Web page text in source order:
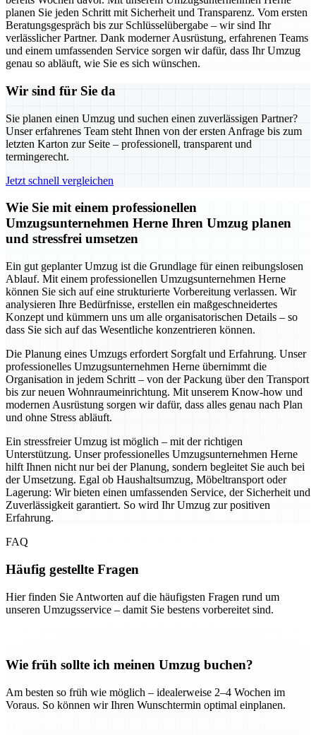
planen Sie jeden Schritt mit Sicherheit und Transparenz. Vom ersten
Beratungsgespräch bis zur Schlüsselübergabe – wir sind Ihr
verlässlicher Partner. Dank moderner Ausrüstung, erfahrenen Teams
und einem umfassenden Service sorgen wir dafür, dass Ihr Umzug
genau so abläuft, wie Sie es sich wünschen.
Wir sind für Sie da
Sie planen einen Umzug und suchen einen zuverlässigen Partner?
Unser erfahrenes Team steht Ihnen von der ersten Anfrage bis zum
letzten Karton zur Seite – professionell, transparent und
termingerecht.
Jetzt schnell vergleichen
Wie Sie mit einem professionellen
Umzugsunternehmen Herne Ihren Umzug planen
und stressfrei umsetzen
Ein gut geplanter Umzug ist die Grundlage für einen reibungslosen
Ablauf. Mit einem professionellen Umzugsunternehmen Herne
können Sie sich auf eine strukturierte Vorbereitung verlassen. Wir
analysieren Ihre Bedürfnisse, erstellen ein maßgeschneidertes
Konzept und kümmern uns um alle organisatorischen Details – so
dass Sie sich auf das Wesentliche konzentrieren können.
Die Planung eines Umzugs erfordert Sorgfalt und Erfahrung. Unser
professionelles Umzugsunternehmen Herne übernimmt die
Organisation in jedem Schritt – von der Packung über den Transport
bis zur neuen Wohnraumeinrichtung. Mit unserem Know-how und
modernen Ausrüstung sorgen wir dafür, dass alles genau nach Plan
und ohne Stress abläuft.
Ein stressfreier Umzug ist möglich – mit der richtigen
Unterstützung. Unser professionelles Umzugsunternehmen Herne
hilft Ihnen nicht nur bei der Planung, sondern begleitet Sie auch bei
der Umsetzung. Egal ob Haushaltsumzug, Möbeltransport oder
Lagerung: Wir bieten einen umfassenden Service, der Sicherheit und
Zuverlässigkeit garantiert. So wird Ihr Umzug zur positiven
Erfahrung.
FAQ
Häufig gestellte Fragen
Hier finden Sie Antworten auf die häufigsten Fragen rund um
unseren Umzugsservice – damit Sie bestens vorbereitet sind.
Wie früh sollte ich meinen Umzug buchen?
Am besten so früh wie möglich – idealerweise 2–4 Wochen im
Voraus. So können wir Ihren Wunschtermin optimal einplanen.